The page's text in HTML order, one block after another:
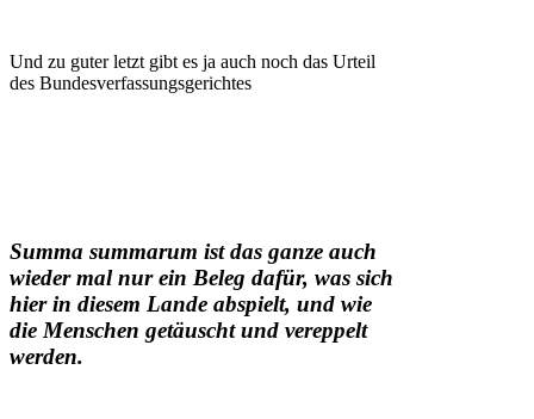
Und zu guter letzt gibt es ja auch noch das Urteil
des Bundesverfassungsgerichtes
Summa summarum ist das ganze auch
wieder mal nur ein Beleg dafür, was sich
hier in diesem Lande abspielt, und wie
die Menschen getäuscht und vereppelt
werden.